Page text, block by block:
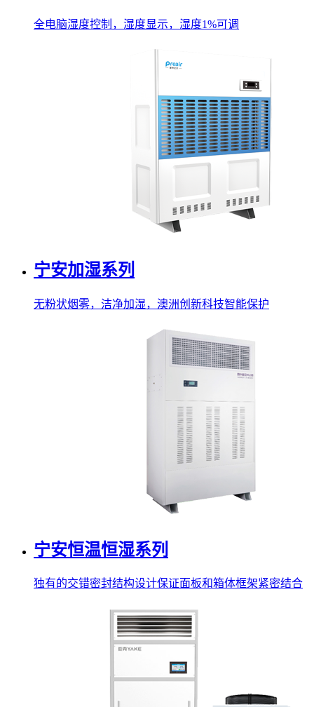
全电脑湿度控制，湿度显示，湿度1%可调
宁安加湿系列
无粉状烟雾，洁净加湿，澳洲创新科技智能保护
宁安恒温恒湿系列
独有的交错密封结构设计保证面板和箱体框架紧密结合